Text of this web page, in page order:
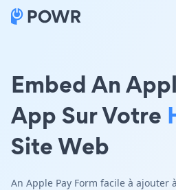
Embed An
App Sur Votre
Site Web
An Apple Pay Form facile à ajouter